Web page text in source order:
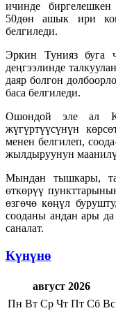
ичинде
50дөн ашык ири
белгиледи.
Эркин Тунияз буга
деңгээлинде
даяр болгон
баса белгиледи.
Ошондой эле ал
жүгүртүүсүнүн
менен белгилеп,
жылдыруунун
Мындан тышкары,
өткөрүү
өзгөчө көңүл
сооданы андан ары
саналат.
Күнүнө
август 2026
Пн Вт Ср Чт Пт Сб Вс